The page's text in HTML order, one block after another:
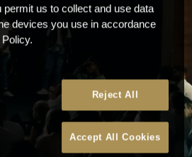
permit us to collect and use data
devices you use in accordance
Reject All
Accept All Cookies